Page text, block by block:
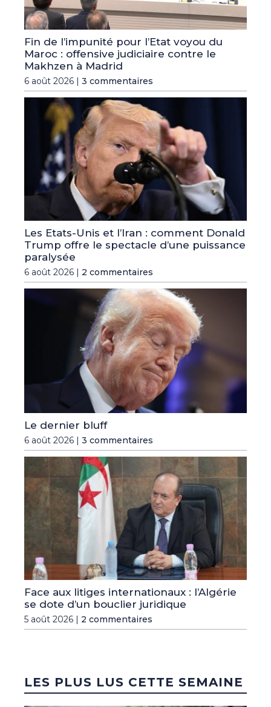
Fin de l’impunité pour l’Etat voyou du
Maroc : offensive judiciaire contre le
Makhzen à Madrid
6 août 2026 | 3 commentaires
Les Etats-Unis et l’Iran : comment Donald
Trump offre le spectacle d’une puissance
paralysée
6 août 2026 | 2 commentaires
Le dernier bluff
6 août 2026 | 3 commentaires
Face aux litiges internationaux : l’Algérie
se dote d’un bouclier juridique
5 août 2026 | 2 commentaires
LES PLUS LUS CETTE SEMAINE